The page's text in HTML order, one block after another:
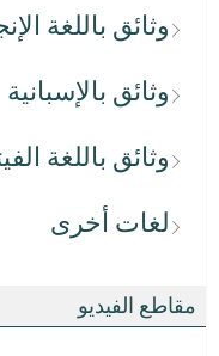
وثائق باللغة
وثائق بالإسبانية
وثائق باللغة
لغات أخرى
مقاطع الفيديو